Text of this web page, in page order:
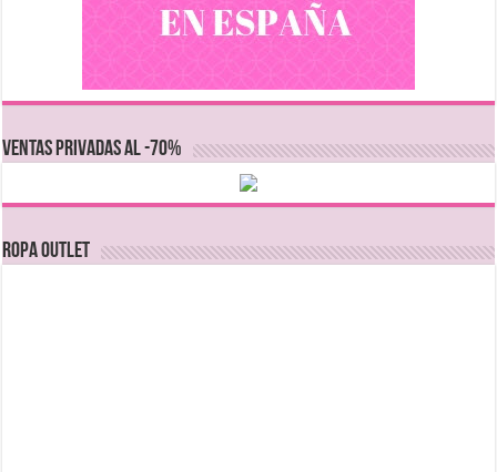
VENTAS PRIVADAS AL -70%
Ropa Outlet